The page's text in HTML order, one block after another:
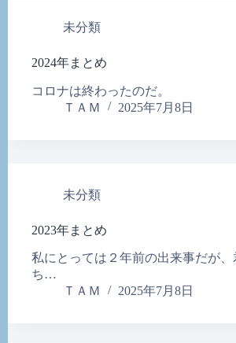
未分類
2024年まとめ
コロナは終わったのだ。
ＴＡＭ
2025年7月8日
未分類
2023年まとめ
私にとっては２年前の出来事だが、
ち…
ＴＡＭ
2025年7月8日